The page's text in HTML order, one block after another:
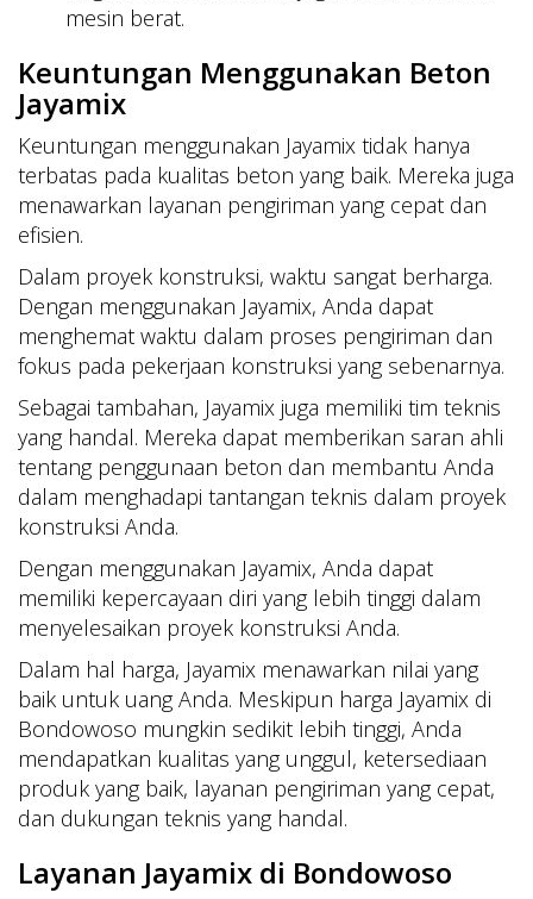
mesin berat.
Keuntungan Menggunakan Beton
Jayamix
Keuntungan menggunakan Jayamix tidak hanya
terbatas pada kualitas beton yang baik. Mereka juga
menawarkan layanan pengiriman yang cepat dan
efisien.
Dalam proyek konstruksi, waktu sangat berharga.
Dengan menggunakan Jayamix, Anda dapat
menghemat waktu dalam proses pengiriman dan
fokus pada pekerjaan konstruksi yang sebenarnya.
Sebagai tambahan, Jayamix juga memiliki tim teknis
yang handal. Mereka dapat memberikan saran ahli
tentang penggunaan beton dan membantu Anda
dalam menghadapi tantangan teknis dalam proyek
konstruksi Anda.
Dengan menggunakan Jayamix, Anda dapat
memiliki kepercayaan diri yang lebih tinggi dalam
menyelesaikan proyek konstruksi Anda.
Dalam hal harga, Jayamix menawarkan nilai yang
baik untuk uang Anda. Meskipun harga Jayamix di
Bondowoso mungkin sedikit lebih tinggi, Anda
mendapatkan kualitas yang unggul, ketersediaan
produk yang baik, layanan pengiriman yang cepat,
dan dukungan teknis yang handal.
Layanan Jayamix di Bondowoso